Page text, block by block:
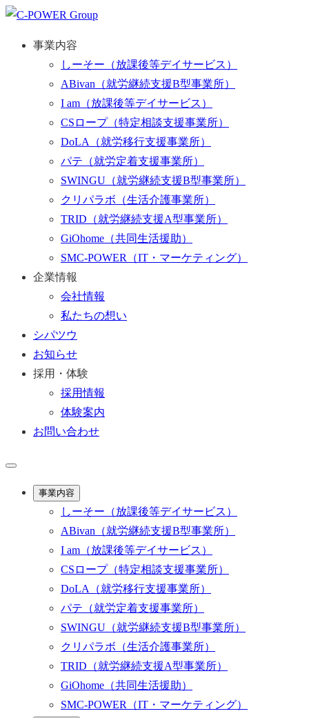
事業内容
しーそー （放課後等デイサービス）
ABivan （就労継続支援B型事業所）
I am （放課後等デイサービス）
CSロープ（特定相談支援事業所）
DoLA
（就労移行支援事業所）
パテ （就労定着支援事業所）
SWINGU （就労継続支援B型事業所）
クリパラボ （生活介護事業所）
TRID （就労継続支援A型事業所）
GiOhome （共同生活援助）
SMC-POWER
（IT・マーケティング）
企業情報
会社情報
私たちの想い
シパツウ
お知らせ
採用・体験
採用情報
体験案内
お問い合わせ
事業内容
しーそー （放課後等デイサービス）
ABivan （就労継続支援B型事業所）
I am （放課後等デイサービス）
CSロープ（特定相談支援事業所）
DoLA
（就労移行支援事業所）
パテ （就労定着支援事業所）
SWINGU （就労継続支援B型事業所）
クリパラボ （生活介護事業所）
TRID （就労継続支援A型事業所）
GiOhome （共同生活援助）
SMC-POWER
（IT・マーケティング）